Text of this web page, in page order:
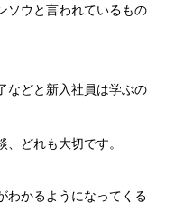
ソウと言われているもの
などと新入社員は学ぶの
どれも大切です。
わかるようになってくる